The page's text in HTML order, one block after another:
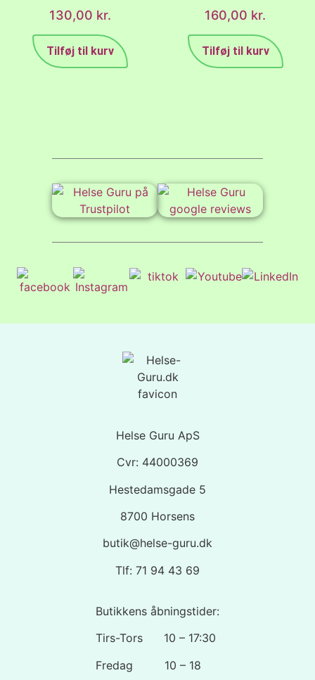
130,00 kr.
Tilføj til kurv
160,00 kr.
Tilføj til kurv
Helse Guru ApS
Cvr: 44000369
Hestedamsgade 5
8700 Horsens
butik@helse-guru.dk
Tlf: 71 94 43 69
Butikkens åbningstider:
Tirs-Tors 10 – 17:30
Fredag 10 – 18